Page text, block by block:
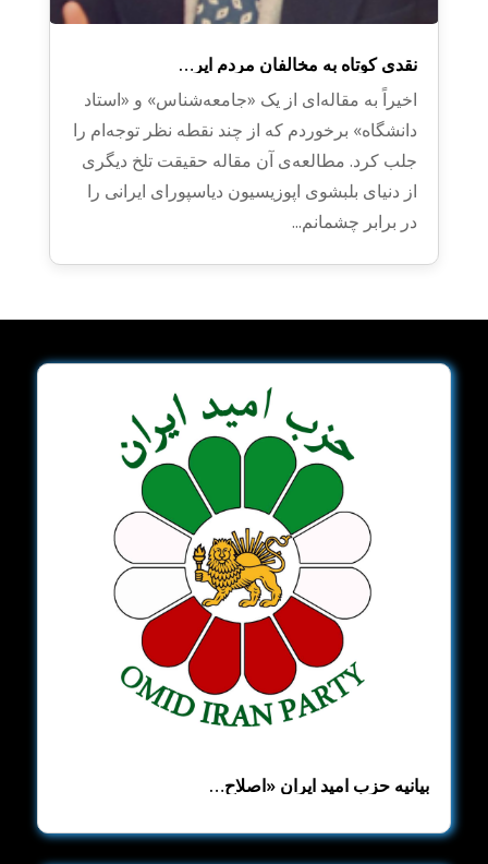
نقدی کوتاه به مخالفان مردم ایر…
اخیراً به مقاله‌ای از یک «جامعه‌شناس» و «استاد
دانشگاه» برخوردم که از چند نقطه نظر توجه‌ام را
جلب کرد. مطالعه‌ی آن مقاله حقیقت تلخ دیگری
از دنیای بلبشوی اپوزیسیون دیاسپورای ایرانی را
در برابر چشمانم...
بیانیه حزب امید ایران ​«اصلاح‌…